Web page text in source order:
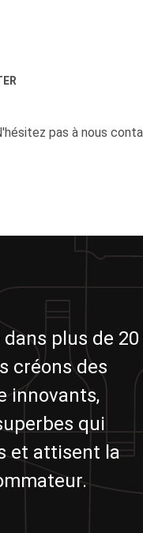
pas à nous
plus de 20
créons des
innovants,
qui
et attisent la